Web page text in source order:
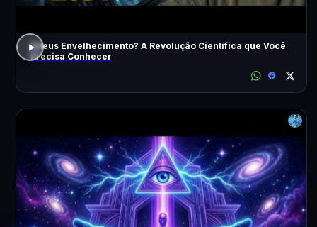
Adeus Envelhecimento? A Revolução Científica que Você
Precisa Conhecer